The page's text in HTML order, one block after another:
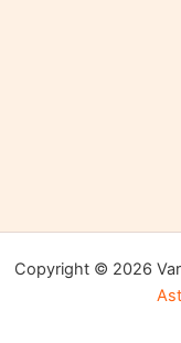
Copyright © 2026